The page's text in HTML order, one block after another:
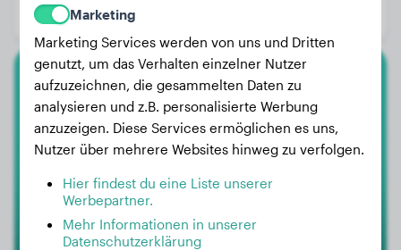
Geschlecht:
Rhodesian Ridgeback
Max
Marketing
Marketing Services werden von uns und Dritten
genutzt, um das Verhalten einzelner Nutzer
aufzuzeichnen, die gesammelten Daten zu
analysieren und z.B. personalisierte Werbung
anzuzeigen. Diese Services ermöglichen es uns,
Nutzer über mehrere Websites hinweg zu verfolgen.
Hier findest du eine Liste unserer
Werbepartner.
Mehr Informationen in unserer
Datenschutzerklärung